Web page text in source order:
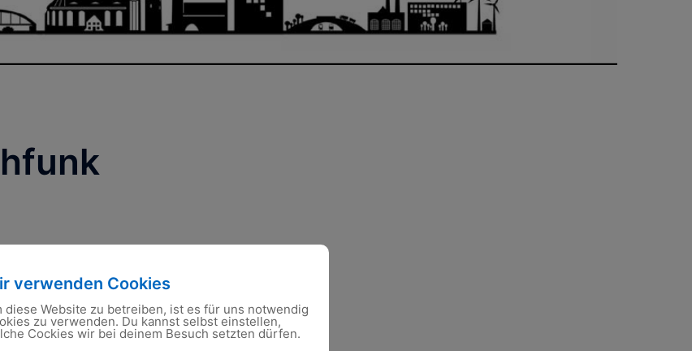
verwenden Cookies
diese Website zu betreiben, ist es für uns notwendig
zu verwenden. Du kannst selbst einstellen,
Cockies wir bei deinem Besuch setzten dürfen.